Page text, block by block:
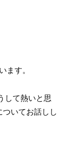
ます。
して熱いと思
いてお話しし